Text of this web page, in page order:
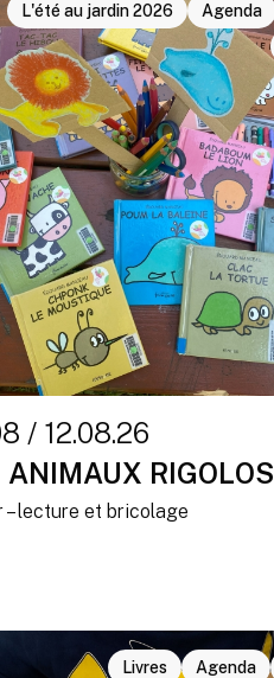
L'été au jardin 2026 Agenda
/ 12.08.26
ANIMAUX RIGOLOS
– lecture et bricolage
Livres Agenda